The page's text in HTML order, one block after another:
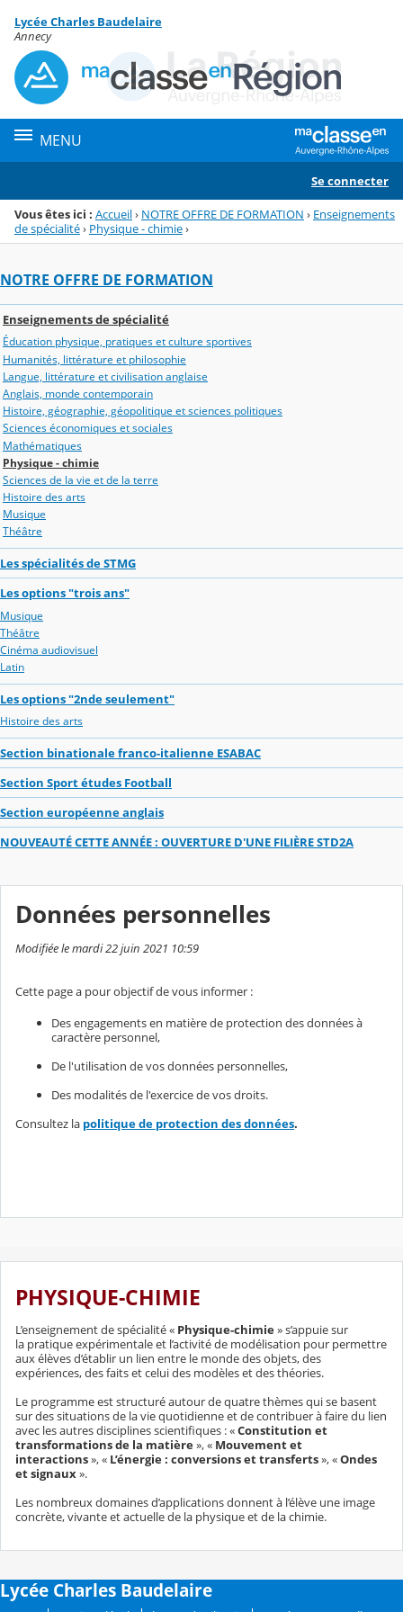
Menu de la rubrique
Contenu
Lycée Charles Baudelaire
Annecy
MENU
Se connecter
Vous êtes ici : Accueil› NOTRE OFFRE DE FORMATION › Enseignements
de spécialité› Physique - chimie›
NOTRE OFFRE DE FORMATION
Enseignements de spécialité
Éducation physique, pratiques et culture sportives
Humanités, littérature et philosophie
Langue, littérature et civilisation anglaise
Anglais, monde contemporain
Histoire, géographie, géopolitique et sciences politiques
Sciences économiques et sociales
Mathématiques
Physique - chimie
Sciences de la vie et de la terre
Histoire des arts
Musique
Théâtre
Les spécialités de STMG
Les options "trois ans"
Musique
Théâtre
Cinéma audiovisuel
Latin
Les options "2nde seulement"
Histoire des arts
Section binationale franco-italienne ESABAC
Section Sport études Football
Section européenne anglais
NOUVEAUTÉ CETTE ANNÉE : OUVERTURE D'UNE FILIÈRE STD2A
Données personnelles
Modifiée le mardi 22 juin 2021 10:59
Cette page a pour objectif de vous informer :
Des engagements en matière de protection des données à
caractère personnel,
De l'utilisation de vos données personnelles,
Des modalités de l'exercice de vos droits.
Consultez la politique de protection des données.
PHYSIQUE-CHIMIE
L’enseignement de spécialité « Physique-chimie» s’appuie sur
la pratique expérimentale et l’activité de modélisation pour permettre
aux élèves d’établir un lien entre le monde des objets, des
expériences, des faits et celui des modèles et des théories.
Le programme est structuré autour de quatre thèmes qui se basent
sur des situations de la vie quotidienne et de contribuer à faire du lien
avec les autres disciplines scientifiques : «Constitution et
transformations de la matière», « Mouvement et
interactions», « L’énergie : conversions et transferts», «Ondes
et signaux».
Les nombreux domaines d’applications donnent à l’élève une image
concrète, vivante et actuelle de la physique et de la chimie.
Lycée Charles Baudelaire